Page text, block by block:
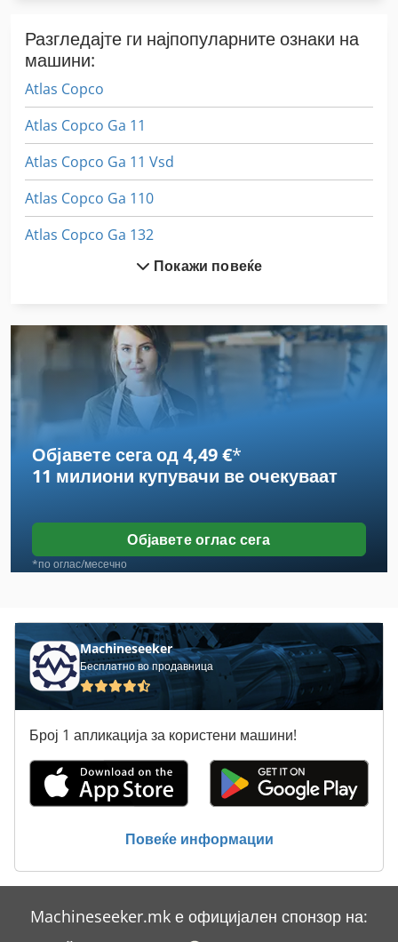
Разгледајте ги најпопуларните ознаки на
машини:
Atlas Copco
Atlas Copco Ga 11
Atlas Copco Ga 11 Vsd
Atlas Copco Ga 110
Atlas Copco Ga 132
Atlas Copco Ga 15
Atlas Copco Ga 18
Atlas Copco Ga 22
Atlas Copco Ga 30
Atlas Copco Ga 30 Vsd
Atlas Copco Ga 37
Atlas Copco Ga 45
Atlas Copco Ga 5
Atlas Copco Ga 55 Vsd
Atlas Copco Ga 75
Atlas Copco Ga 90
Atlas Copco Qas
Atlas Copco Qas 100
Atlas Copco Xas
Atlas Copco Xas 125
Покажи повеќе
Објавете сега од 4,49 €*
11 милиони купувачи ве очекуваат
Објавете оглас сега
*по оглас/месечно
Machineseeker
Бесплатно во продавница
Број 1 апликација за користени машини!
Повеќе информации
Machineseeker.mk е официјален спонзор на: